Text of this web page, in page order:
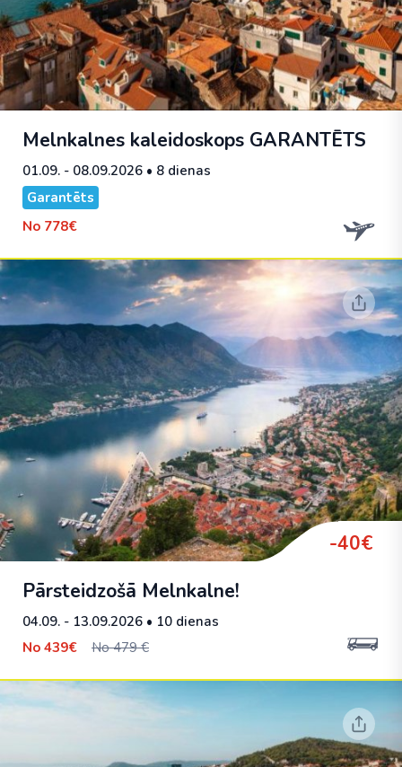
Melnkalnes kaleidoskops GARANTĒTS
01.09. - 08.09.2026 • 8 dienas
Garantēts
No 778€
-40€
Pārsteidzošā Melnkalne!
04.09. - 13.09.2026 • 10 dienas
No 439€ No 479 €